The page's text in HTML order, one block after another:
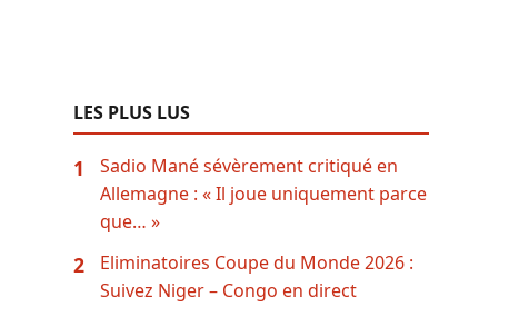
LES PLUS LUS
1
Sadio Mané sévèrement critiqué en
Allemagne : « Il joue uniquement parce
que… »
2
Eliminatoires Coupe du Monde 2026 :
Suivez Niger – Congo en direct